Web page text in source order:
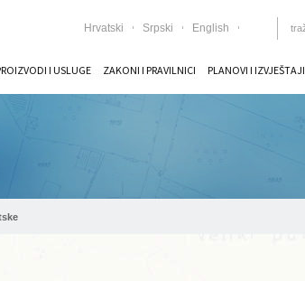
Hrvatski Srpski English
I USLUGE ZAKONI I PRAVILNICI PLANOVI I IZVJEŠTAJI